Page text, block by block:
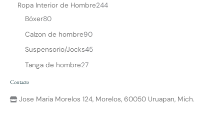
Ropa Interior de Hombre244
Bóxer80
Calzon de hombre90
Suspensorio/Jocks45
Tanga de hombre27
Contacto
Jose Maria Morelos 124, Morelos, 60050 Uruapan, Mich.